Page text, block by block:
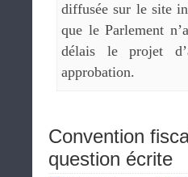
diffusée sur le site
que le Parlement
délais le projet
approbation.
Convention
question écrite